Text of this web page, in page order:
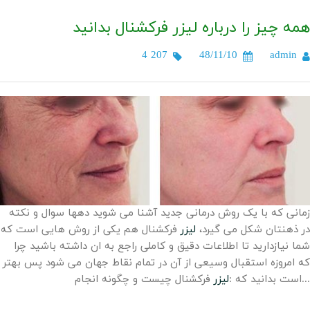
همه چیز را درباره لیزر فرکشنال بدانید
admin
48/11/10
4 207
زمانی که با یک روش درمانی جدید آشنا می شوید دهها سوال و نکته
در ذهنتان شکل می گیرد، لیزر فرکشنال هم یکی از روش هایی است که
شما نیازدارید تا اطلاعات دقیق و کاملی راجع به ان داشته باشید چرا
که امروزه استقبال وسیعی از آن در تمام نقاط جهان می شود پس بهتر
است بدانید که :لیزر فرکشنال چیست و چگونه انجام...